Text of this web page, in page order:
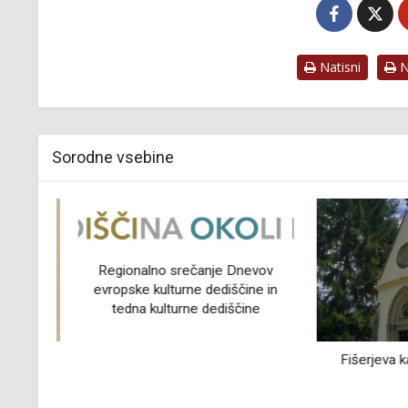
Natisni
Sorodne vsebine
Regionalno srečanje Dnevov
evropske kulturne dediščine in
tedna kulturne dediščine
Fišerjeva